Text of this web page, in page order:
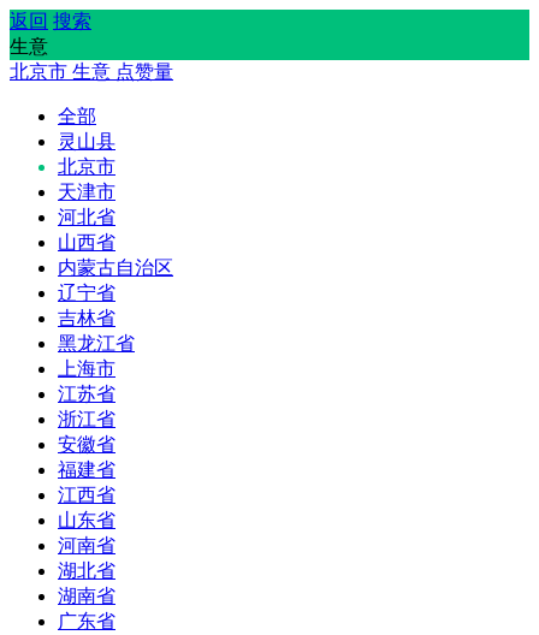
返回 搜索
生意
北京市 生意 点赞量
全部
灵山县
北京市
天津市
河北省
山西省
内蒙古自治区
辽宁省
吉林省
黑龙江省
上海市
江苏省
浙江省
安徽省
福建省
江西省
山东省
河南省
湖北省
湖南省
广东省